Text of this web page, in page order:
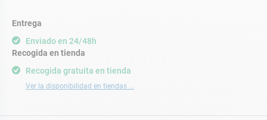
Entrega
Enviado en 24/48h
Recogida gratuita en tienda
Ver la disponibilidad en tiendas ...
Recogida en tienda